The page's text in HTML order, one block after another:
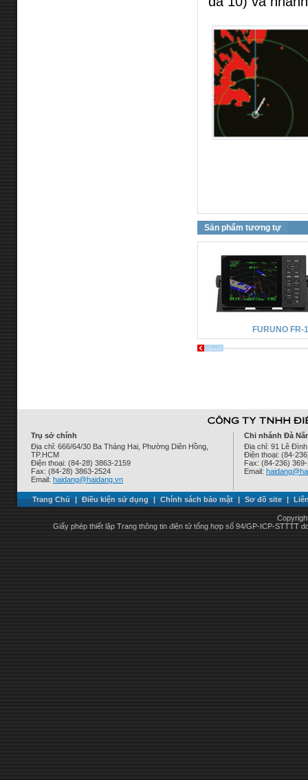
Sản phẩm tương tự
FURUNO FR-
Trụ sở chính
Địa chỉ: 666/64/30 Ba Tháng Hai, Phường Diên Hồng,
TP.HCM
Điện thoại: (84-28) 3863-2159
Fax: (84-28) 3863-2524
Email: haidang@haidang.vn
Chi nhánh Đà
Địa chỉ: 91 Lê
Điện thoại: (84-
Fax: (84-236)
Email:
Trang Chủ | Điều kiện sử dụng | Chính sách bảo mật | Sơ đồ site |
Giấy phép thiết lập Trang thông tin điện tử tổng hợp số 94/GP-ICP-STTTT